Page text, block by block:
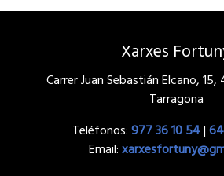
Xarxes
Carrer Juan Sebastián Elcano,
Tarragona
Teléfonos:977 36 10 54|
Email: